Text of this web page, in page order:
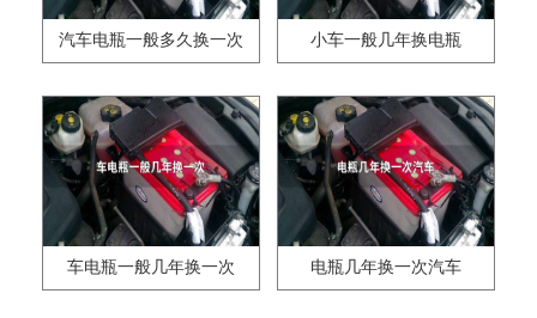
汽车电瓶一般多久换一次 小车一般几年换电瓶
车电瓶一般几年换一次 电瓶几年换一次汽车